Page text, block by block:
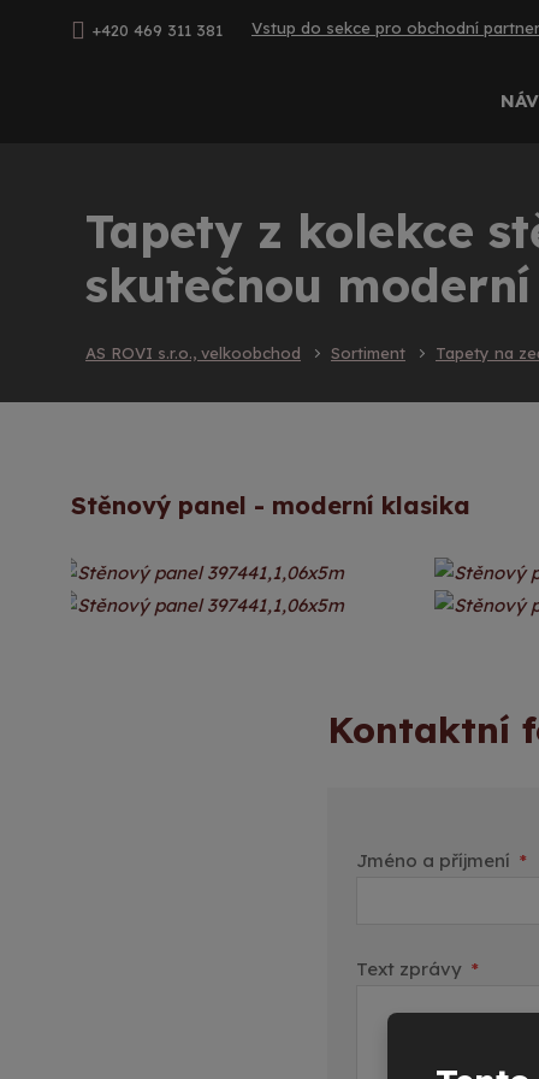
+420 469 311 381 Vstup do sekce pro obchodní
Tapety z kolekce
skutečnou
AS ROVI s.r.o., velkoobchod Sortiment Tapety na
Stěnový panel - moderní klasika
Kontaktní
Jméno a příjmení *
Text zprávy *